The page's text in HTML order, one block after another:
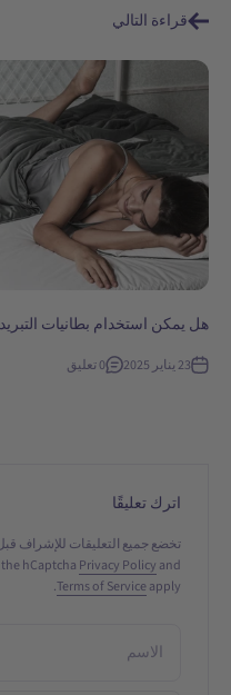
قراءة التالي
هل يمكن استخدام بطانيات
23 يناير 2025 0 تعليق
اترك تعليقًا
تخضع جميع التعليقات للإشراف
hCaptcha Privacy Policy and
Terms of Serviceapply.
الاسم